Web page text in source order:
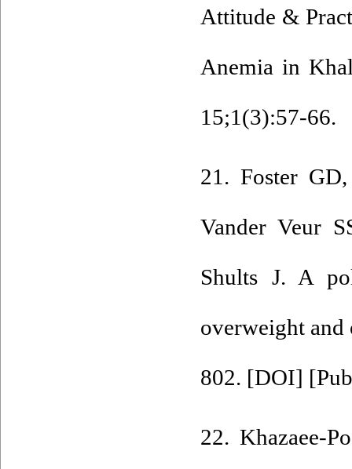
Attitude &
Anemia in
15;1(3):57-66.
21. Foster
Vander Veur
Shults J. A
overweight and
802. [DOI] [
22. Khazaee-